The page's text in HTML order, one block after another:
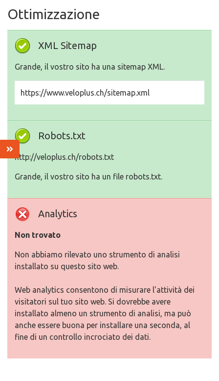
Ottimizzazione
XML Sitemap
Grande, il vostro sito ha una sitemap XML.
https://www.veloplus.ch/sitemap.xml
Robots.txt
http://veloplus.ch/robots.txt
Grande, il vostro sito ha un file robots.txt.
Analytics
Non trovato
Non abbiamo rilevato uno strumento di analisi
installato su questo sito web.
Web analytics consentono di misurare l'attività dei
visitatori sul tuo sito web. Si dovrebbe avere
installato almeno un strumento di analisi, ma può
anche essere buona per installare una seconda, al
fine di un controllo incrociato dei dati.